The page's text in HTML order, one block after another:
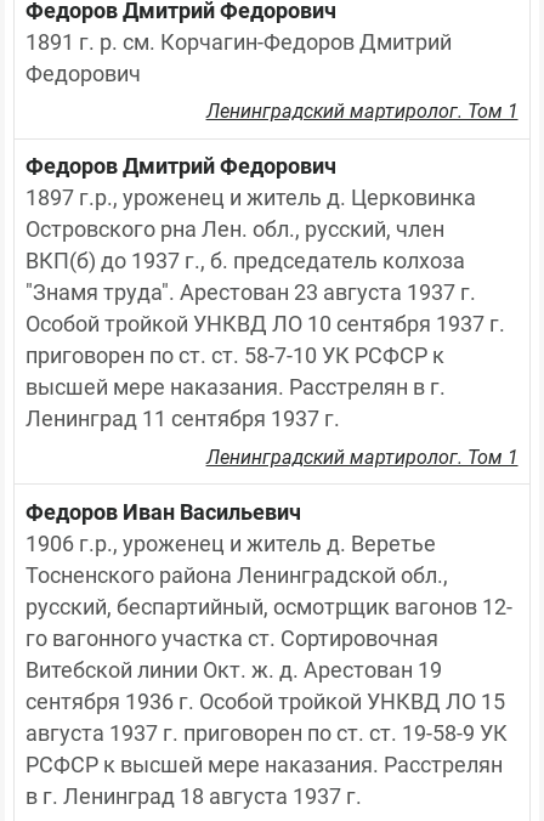
Федоров Дмитрий Федорович
1891 г. р. см. Корчагин-Федоров Дмитрий
Федорович
Ленинградский мартиролог. Том 1
Федоров Дмитрий Федорович
1897 г.р., уроженец и житель д. Церковинка
Островского рна Лен. обл., русский, член
ВКП(б) до 1937 г., б. председатель колхоза
"Знамя труда". Арестован 23 августа 1937 г.
Особой тройкой УНКВД ЛО 10 сентября 1937 г.
приговорен по ст. ст. 58-7-10 УК РСФСР к
высшей мере наказания. Расстрелян в г.
Ленинград 11 сентября 1937 г.
Ленинградский мартиролог. Том 1
Федоров Иван Васильевич
1906 г.р., уроженец и житель д. Веретье
Тосненского района Ленинградской обл.,
русский, беспартийный, осмотрщик вагонов 12-
го вагонного участка ст. Сортировочная
Витебской линии Окт. ж. д. Арестован 19
сентября 1936 г. Особой тройкой УНКВД ЛО 15
августа 1937 г. приговорен по ст. ст. 19-58-9 УК
РСФСР к высшей мере наказания. Расстрелян
в г. Ленинград 18 августа 1937 г.